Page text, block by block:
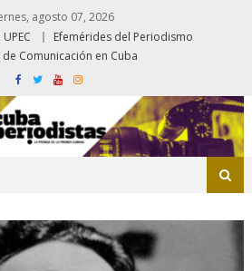
agosto 07, 2026
Efemérides del Periodismo
Comunicación en Cuba